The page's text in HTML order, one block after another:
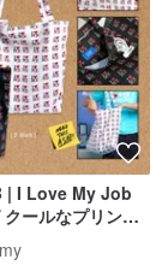
| I Love My Job
クールなプリント